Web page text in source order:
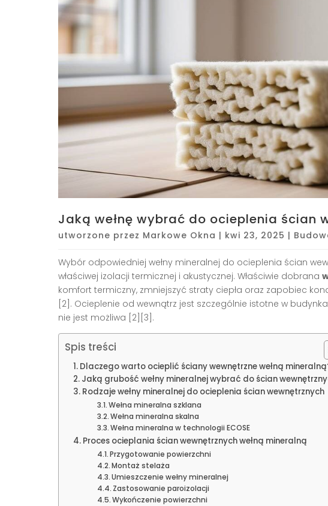
Jaką wełnę wybrać do ocieplenia ścian
utworzone przez Markowe Okna | kwi 23, 2025 |
Wybór odpowiedniej wełny mineralnej do ocieplenia ścian
właściwej izolacji termicznej i akustycznej. Właściwie dobrana
komfort termiczny, zmniejszyć straty ciepła oraz zapobiec
[2]. Ocieplenie od wewnątrz jest szczególnie istotne w
nie jest możliwa [2][3].
Spis treści
Dlaczego warto ocieplić ściany wewnętrzne wełną
Jaką grubość wełny mineralnej wybrać do ścian
Rodzaje wełny mineralnej do ocieplenia ścian wewnętrznych
Wełna mineralna szklana
Wełna mineralna skalna
Wełna mineralna w technologii ECOSE
Proces ocieplania ścian wewnętrznych wełną mineralną
Przygotowanie powierzchni
Montaż stelaża
Umieszczenie wełny mineralnej
Zastosowanie paroizolacji
Wykończenie powierzchni